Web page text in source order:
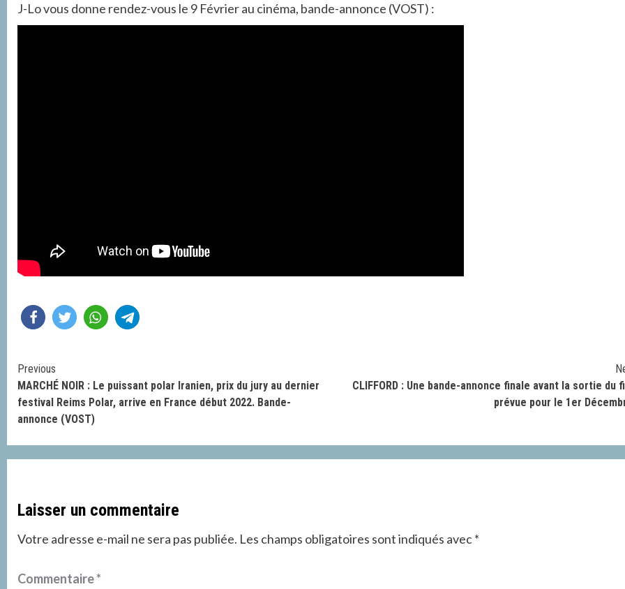
J-Lo vous donne rendez-vous le 9 Février au cinéma, bande-annonce (VOST) :
Continue
Reading
Previous
MARCHÉ NOIR : Le puissant polar Iranien, prix du jury au dernier
festival Reims Polar, arrive en France début 2022. Bande-
annonce (VOST)
CLIFFORD : Une bande-annonce finale avant la sortie du
prévue pour le 1er
Laisser un commentaire
Votre adresse e-mail ne sera pas publiée. Les champs obligatoires sont indiqués avec*
Commentaire*